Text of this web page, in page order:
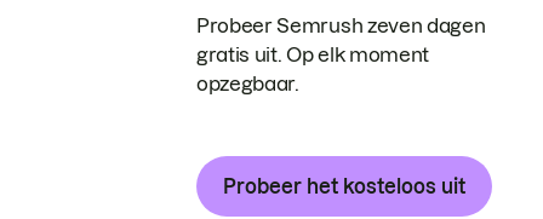
Probeer Semrush zeven dagen
gratis uit. Op elk moment
opzegbaar.
Probeer het kosteloos uit